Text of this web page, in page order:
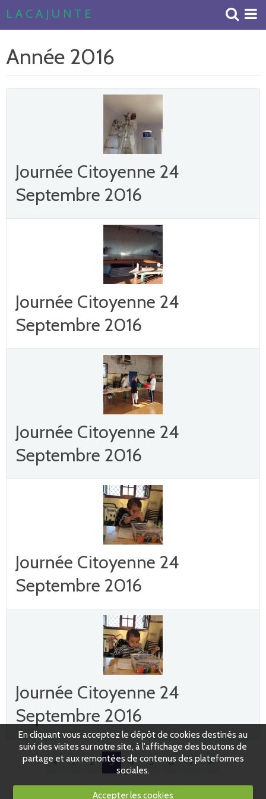
L A C A J U N T E
Accueil
Année 2016
Journée Citoyenne 24
Septembre 2016
Journée Citoyenne 24
Septembre 2016
Journée Citoyenne 24
Septembre 2016
Journée Citoyenne 24
Septembre 2016
Journée Citoyenne 24
Septembre 2016
< 1 2 3 4 5 6 7 >
En cliquant vous acceptez le dépôt de cookies destinés au
suivi des visites sur notre site, à l'affichage des boutons de
partage et aux remontées de contenus des plateformes
sociales.
Accepter les cookies